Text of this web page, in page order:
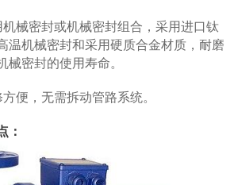
密封或机械密封组合，采用进口钛
温机械密封和采用硬质合金材质，耐磨
械密封的使用寿命。
，无需拆动管路系统。
：